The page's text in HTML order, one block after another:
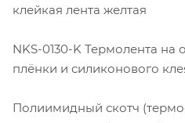
клейкая лента желтая
NKS-0130-K Термолента
плёнки и силиконового
Полиимидный скотч